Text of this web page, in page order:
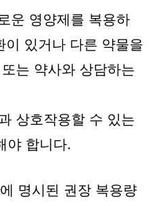
운 영양제를 복용하
이 있거나 다른 약물을
는 약사와 상담하는
상호작용할 수 있는
야 합니다.
명시된 권장 복용량